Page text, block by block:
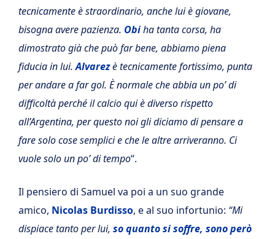
tecnicamente è straordinario, anche lui è giovane,
bisogna avere pazienza. Obiha tanta corsa, ha
dimostrato già che può far bene, abbiamo piena
fiducia in lui.Alvarezè tecnicamente fortissimo, punta
per andare a far gol. È normale che abbia un po’ di
difficoltà perché il calcio qui è diverso rispetto
all’Argentina, per questo noi gli diciamo di pensare a
fare solo cose semplici e che le altre arriveranno. Ci
vuole solo un po’ di tempo“.
Il pensiero di Samuel va poi a un suo grande
amico, Nicolas Burdisso, e al suo infortunio: “Mi
dispiace tanto per lui, so quanto si soffre, sono però